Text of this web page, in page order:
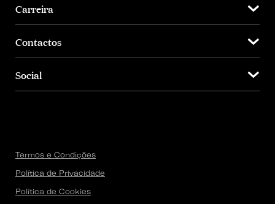
Carreira
Contactos
Social
Termos e Condições
Política de Privacidade
Política de Cookies